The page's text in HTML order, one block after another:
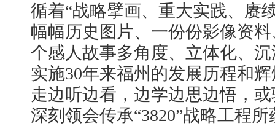
循着“战略擘画、重大实践、赓
幅幅历史图片、一份份影像资
个感人故事多角度、立体化、沉
实施30年来福州的发展历程和
走边听边看，边学边思边悟，
深刻领会传承“3820”战略工程